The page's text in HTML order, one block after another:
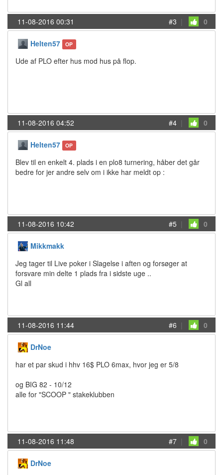
11-08-2016 00:31 #3 | 0
Helten57 OP
Ude af PLO efter hus mod hus på flop.
11-08-2016 04:52 #4 | 0
Helten57 OP
Blev til en enkelt 4. plads i en plo8 turnering, håber det går
bedre for jer andre selv om i ikke har meldt op :
11-08-2016 10:42 #5 | 0
Mikkmakk
Jeg tager til Live poker i Slagelse i aften og forsøger at
forsvare min delte 1 plads fra i sidste uge ..
Gl all
11-08-2016 11:44 #6 | 0
DrNoe
har et par skud i hhv 16$ PLO 6max, hvor jeg er 5/8
og BIG 82 - 10/12
alle for "SCOOP " stakeklubben
11-08-2016 11:48 #7 | 0
DrNoe